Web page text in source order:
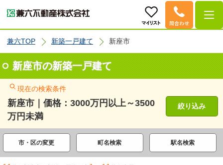
兼六TOP 新築一戸建て 新座市
新座市の新築一戸建て
現在の検索条件
新座市｜価格：3000万円以上～3500
万円未満
絞り込み
市・区の変更 町名検索 駅名検索